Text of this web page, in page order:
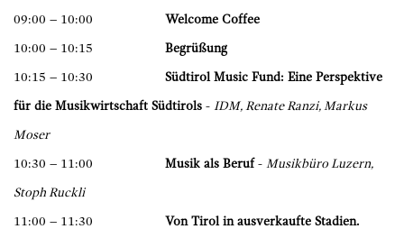
09:00 – 10:00 Welcome Coffee
10:00 – 10:15 Begrüßung
10:15 – 10:30 Südtirol Music Fund: Eine Perspektive
für die Musikwirtschaft Südtirols - IDM, Renate Ranzi, Markus
Moser
10:30 – 11:00 Musik als Beruf - Musikbüro Luzern,
Stoph Ruckli
11:00 – 11:30 Von Tirol in ausverkaufte Stadien.